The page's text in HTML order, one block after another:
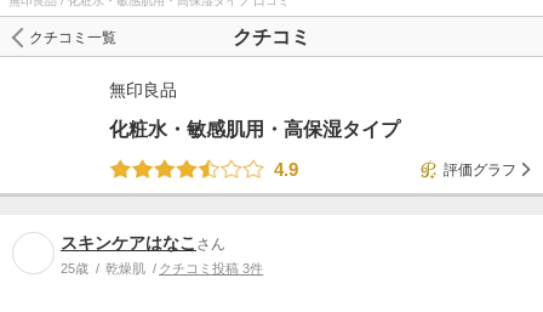
クチコミ
クチコミ一覧
無印良品
化粧水・敏感肌用・高保湿タイプ
4.9
評価グラフ
スキンケアはなこ さん
25歳 乾燥肌 クチコミ投稿 3件